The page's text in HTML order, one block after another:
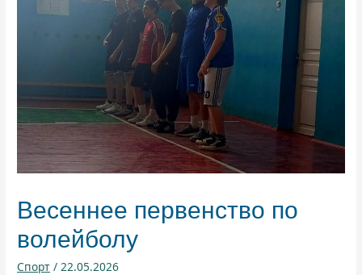
Весеннее первенство по
волейболу
Спорт / 22.05.2026